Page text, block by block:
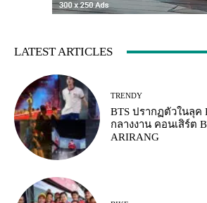
LATEST ARTICLES
TRENDY
BTS ปรากฏตัวในลุค
กลางงาน คอนเสิร์ต
ARIRANG